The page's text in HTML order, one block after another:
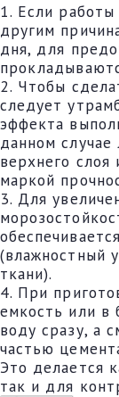
1. Если
другим
дня, для
2. Чтобы
следует
эффекта
данном
верхнего
маркой
3. Для
(влажностный
ткани).
4. При
емкость или в
воду сразу, а
частью
Это делается
так и для